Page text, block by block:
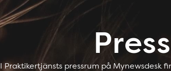
I Praktikertjänsts pressrum på Mynewsdesk